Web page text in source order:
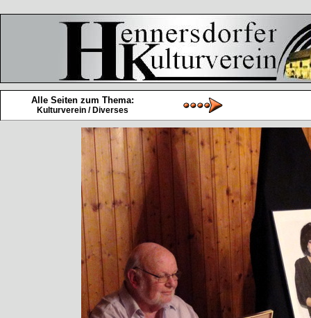
Alle Seiten zum Thema:
Kulturverein / Diverses